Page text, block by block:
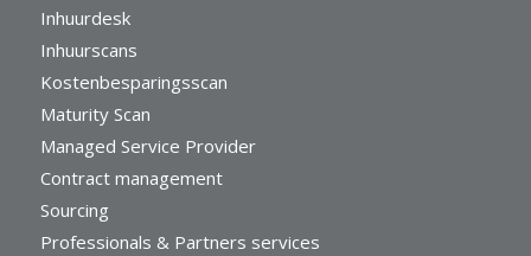
Inhuurdesk
Inhuurscans
Kostenbesparingsscan
Maturity Scan
Managed Service Provider
Contract management
Sourcing
Professionals & Partners services